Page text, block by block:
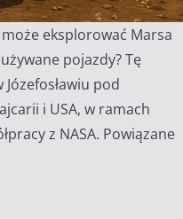
eksplorować Marsa
pojazdy? Tę
pod
i USA, w ramach
z NASA. Powiązane